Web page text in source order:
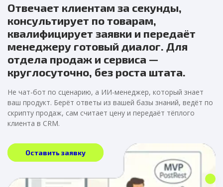
Отвечает клиентам за секунды,
консультирует по товарам,
квалифицирует заявки и передаёт
менеджеру готовый диалог. Для
отдела продаж и сервиса —
круглосуточно, без роста штата.
Не чат-бот по сценарию, а ИИ-менеджер, который знает
ваш продукт. Берёт ответы из вашей базы знаний, ведёт по
скрипту продаж, сам считает цену и передаёт тёплого
клиента в CRM.
Оставить заявку